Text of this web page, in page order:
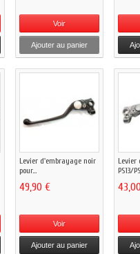
Voir
Ajouter au panier
Levier d'embrayage noir
pour...
49,90 €
Voir
Ajouter au panier
Levier
PS13/